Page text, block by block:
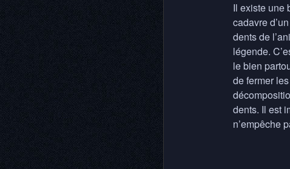
Il existe une
cadavre
dents de
légende.
le bien
de fermer
dents. Il est
n’empêche